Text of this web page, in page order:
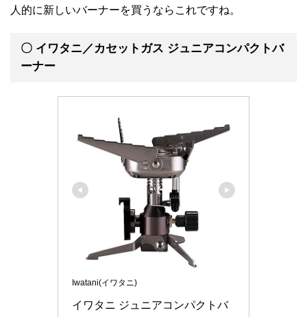
人的に新しいバーナーを買うならこれですね。
〇 イワタニ／カセットガス ジュニアコンパクトバ
ーナー
Iwatani(イワタニ)
イワタニ ジュニアコンパクトバ